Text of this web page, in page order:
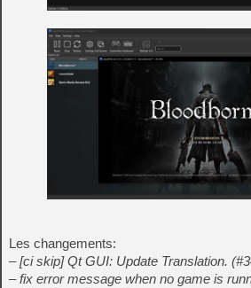
Les changements:
– [ci skip] Qt GUI: Update Translation.
– fix error message when no game is